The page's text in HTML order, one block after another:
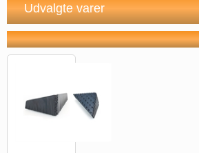
Udvalgte varer